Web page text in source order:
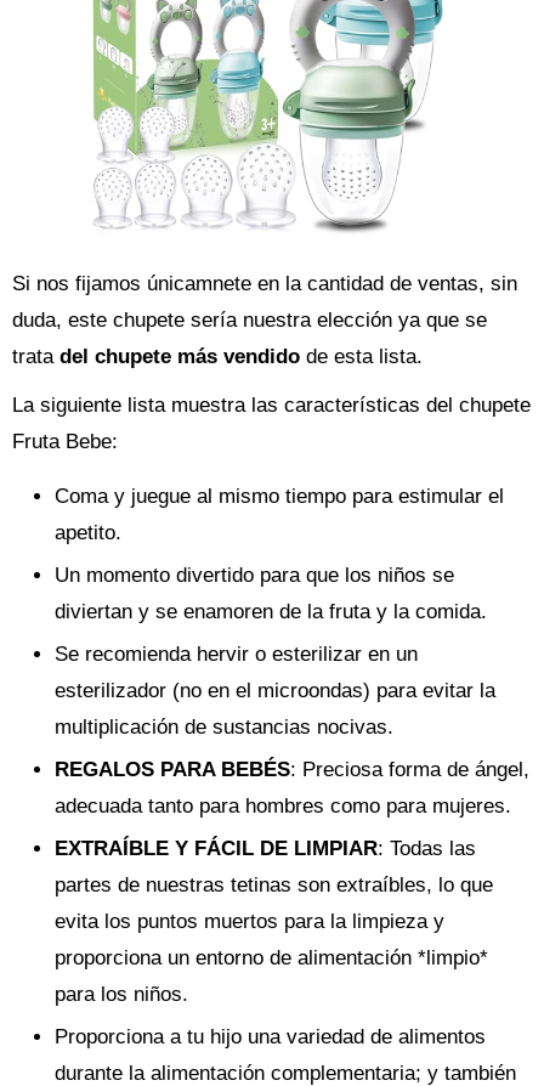
Si nos fijamos únicamnete en la cantidad de ventas, sin
duda, este chupete sería nuestra elección ya que se
trata del chupete más vendido de esta lista.
La siguiente lista muestra las características del chupete
Fruta Bebe:
Coma y juegue al mismo tiempo para estimular el
apetito.
Un momento divertido para que los niños se
diviertan y se enamoren de la fruta y la comida.
Se recomienda hervir o esterilizar en un
esterilizador (no en el microondas) para evitar la
multiplicación de sustancias nocivas.
REGALOS PARA BEBÉS: Preciosa forma de ángel,
adecuada tanto para hombres como para mujeres.
EXTRAÍBLE Y FÁCIL DE LIMPIAR: Todas las
partes de nuestras tetinas son extraíbles, lo que
evita los puntos muertos para la limpieza y
proporciona un entorno de alimentación *limpio*
para los niños.
Proporciona a tu hijo una variedad de alimentos
durante la alimentación complementaria; y también